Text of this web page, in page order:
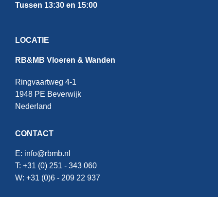
Tussen 13:30 en 15:00
LOCATIE
RB&MB Vloeren & Wanden
Ringvaartweg 4-1
1948 PE Beverwijk
Nederland
CONTACT
E: info@rbmb.nl
T: +31 (0) 251 - 343 060
W: +31 (0)6 - 209 22 937